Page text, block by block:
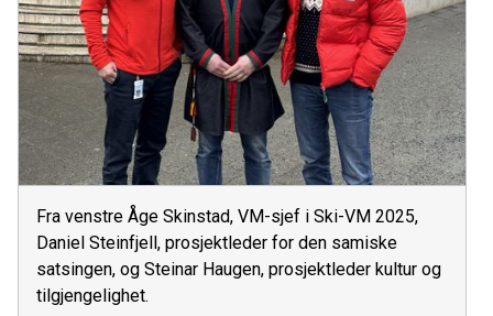
Fra venstre Åge Skinstad, VM-sjef i Ski-VM 2025,
Daniel Steinfjell, prosjektleder for den samiske
satsingen, og Steinar Haugen, prosjektleder kultur og
tilgjengelighet.